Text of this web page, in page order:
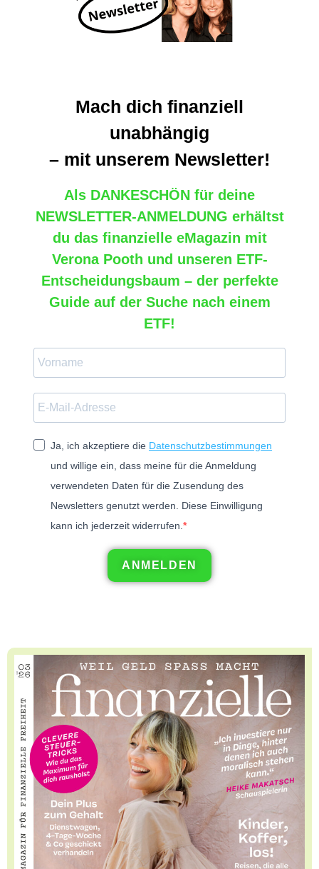
Mach dich finanziell
unabhängig
– mit unserem Newsletter!
Als DANKESCHÖN für deine
NEWSLETTER-ANMELDUNG erhältst
du das finanzielle eMagazin mit
Verona Pooth und unseren ETF-
Entscheidungsbaum – der perfekte
Guide auf der Suche nach einem
ETF!
Ja, ich akzeptiere die Datenschutzbestimmungen
und willige ein, dass meine für die Anmeldung
verwendeten Daten für die Zusendung des
Newsletters genutzt werden. Diese Einwilligung
kann ich jederzeit widerrufen.
ANMELDEN